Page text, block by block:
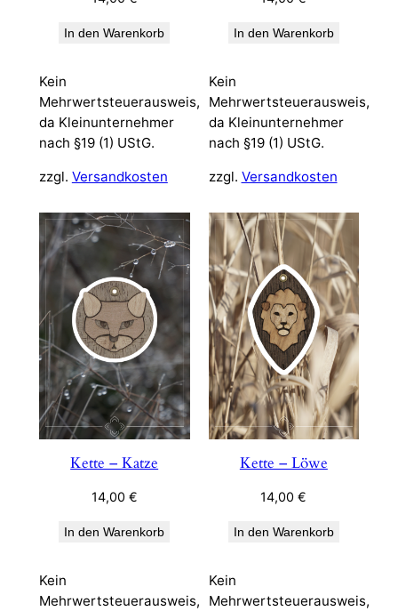
In den Warenkorb
Kein
Mehrwertsteuerausweis,
da Kleinunternehmer
nach §19 (1) UStG.
zzgl. Versandkosten
In den Warenkorb
Kein
Mehrwertsteuerausweis,
da Kleinunternehmer
nach §19 (1) UStG.
zzgl. Versandkosten
Kette – Katze
14,00 €
In den Warenkorb
Kein
Mehrwertsteuerausweis,
Kette – Löwe
14,00€
In den Warenkorb
Kein
Mehrwertsteuerausweis,